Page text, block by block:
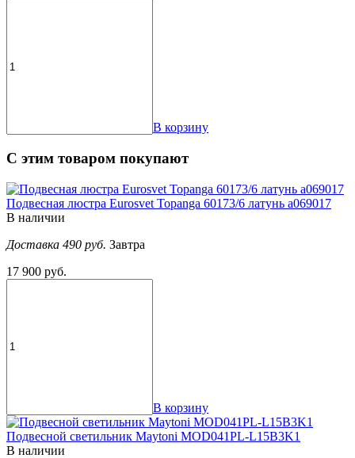
В корзину
С этим товаром покупают
Подвесная люстра Eurosvet Topanga 60173/6 латунь a069017
В наличии
Доставка 490 руб. Завтра
17 900 руб.
В корзину
Подвесной светильник Maytoni MOD041PL-L15B3K1
В наличии